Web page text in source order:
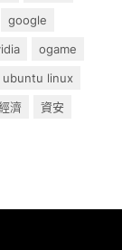
google
ogame
ubuntu linux
濟
資安